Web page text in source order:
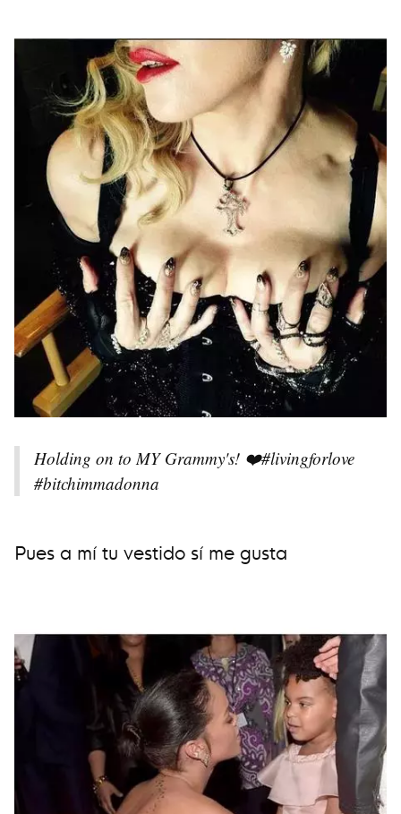
Holding on to MY Grammy's! ❤️#livingforlove
#bitchimmadonna
Pues a mí tu vestido sí me gusta